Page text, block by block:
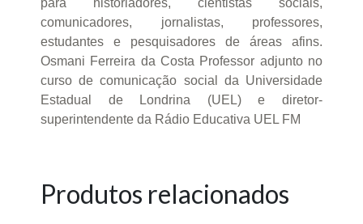
comunicadores, jornalistas, professores,
estudantes e pesquisadores de áreas afins.
Osmani Ferreira da Costa Professor adjunto no
curso de comunicação social da Universidade
Estadual de Londrina (UEL) e diretor-
superintendente da Rádio Educativa UEL FM
Produtos relacionados